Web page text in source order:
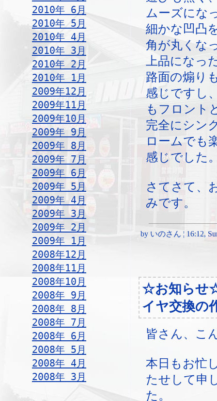
2010年 6月
2010年 5月
2010年 4月
2010年 3月
2010年 2月
2010年 1月
2009年12月
2009年11月
2009年10月
2009年 9月
2009年 8月
2009年 7月
2009年 6月
2009年 5月
2009年 4月
2009年 3月
2009年 2月
2009年 1月
2008年12月
2008年11月
2008年10月
2008年 9月
2008年 8月
2008年 7月
2008年 6月
2008年 5月
2008年 4月
2008年 3月
ムーズにな
細かな凹凸
角が丸くな
上品になっ
路面の煽り
感じですし
もフロント
完全にシン
ロームでも
感じでした
さてさて、
みです。
by いのさん ¦ 16:12,
☆お知らせ
イヤ交換の
皆さん、こ
本日もお忙
たせして申
た。